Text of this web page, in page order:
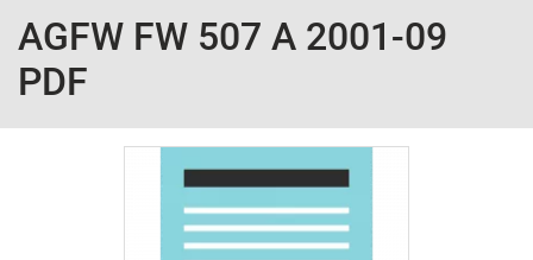
AGFW FW 507 A 2001-09
PDF